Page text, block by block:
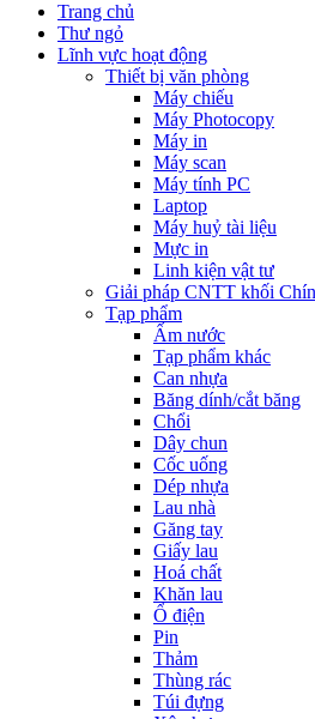
Trang chủ
Thư ngỏ
Lĩnh vực hoạt động
Thiết bị văn phòng
Máy chiếu
Máy Photocopy
Máy in
Máy scan
Máy tính PC
Laptop
Máy huỷ tài liệu
Mực in
Linh kiện vật tư
Giải pháp CNTT khối
Tạp phẩm
Ấm nước
Tạp phẩm khác
Can nhựa
Băng dính/cắt băng
Chổi
Dây chun
Cốc uống
Dép nhựa
Lau nhà
Găng tay
Giấy lau
Hoá chất
Khăn lau
Ổ điện
Pin
Thảm
Thùng rác
Túi đựng